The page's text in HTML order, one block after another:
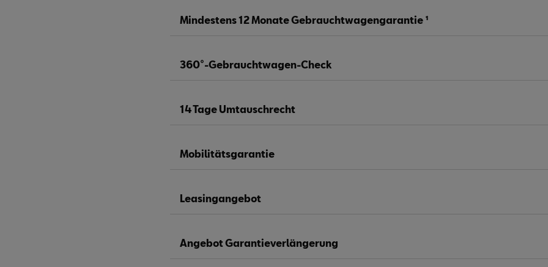
Mindestens 12 Monate Gebrauchtwagengarantie ¹
360°-Gebrauchtwagen-Check
14 Tage Umtauschrecht
Mobilitätsgarantie
Leasingangebot
Angebot Garantieverlängerung